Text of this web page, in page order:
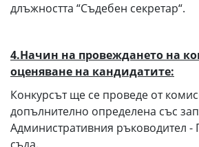
длъжността “Съдебен секретар“.
4.Начин на провеждането на
оценяване на кандидатите:
Конкурсът ще се проведе от
допълнително определена със
Административния ръководител -